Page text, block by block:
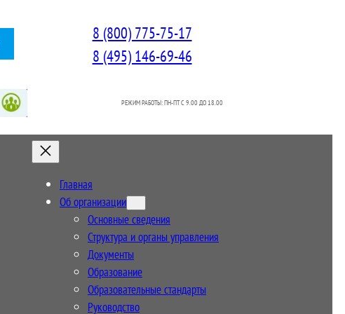
8 (800) 775-75-17
8 (495) 146-69-46
РЕЖИМ РАБОТЫ: ПН-ПТ C 9.00 ДО 18.00
Главная
Об организации
Основные сведения
Структура и органы управления
Документы
Образование
Образовательные стандарты
Руководство